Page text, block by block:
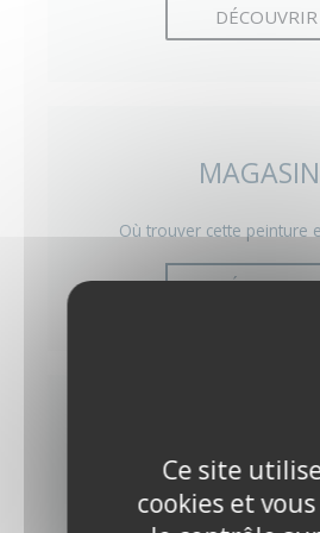
DÉCOUVRIR
Où trouver cette peinture
DÉCOUVRIR
Comment appliquer la
Ce site
cookies et